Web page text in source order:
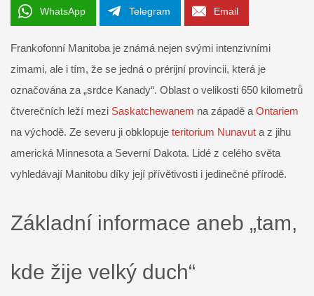
WhatsApp Telegram Email
Frankofonní Manitoba je známá nejen svými intenzivními
zimami, ale i tím, že se jedná o prérijní provincii, která je
označována za „srdce Kanady“. Oblast o velikosti 650 kilometrů
čtverečních leží mezi Saskatchewanem na západě a Ontariem
na východě. Ze severu ji obklopuje teritorium Nunavut a z jihu
americká Minnesota a Severní Dakota. Lidé z celého světa
vyhledávají Manitobu díky její přívětivosti i jedinečné přírodě.
Základní informace aneb „tam,
kde žije velký duch“